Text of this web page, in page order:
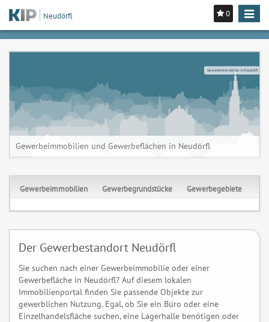
0
Toggle
Neudörfl
Gewerbeimmobilien in Neudörfl
Gewerbeimmobilien und Gewerbeflächen in Neudörfl
Gewerbeimmobilien Gewerbegrundstücke Gewerbegebiete
Der Gewerbestandort Neudörfl
Sie suchen nach einer Gewerbeimmobilie oder einer
Gewerbefläche in Neudörfl? Auf diesem lokalen
Immobilienportal finden Sie passende Objekte zur
gewerblichen Nutzung. Egal, ob Sie ein Büro oder eine
Einzelhandelsfläche suchen, eine Lagerhalle benötigen oder